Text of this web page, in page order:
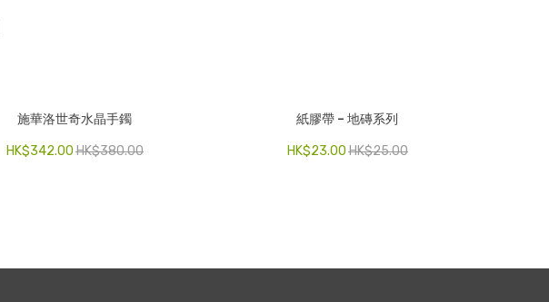
施華洛世奇水晶手鐲
HK$380.00
HK$342.00
紙膠帶 – 地磚系列
HK$25.00
HK$23.00